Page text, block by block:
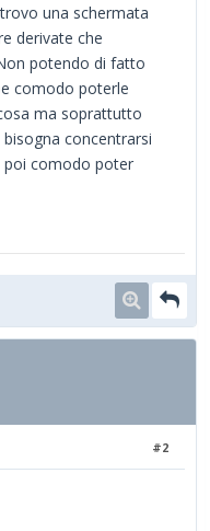
una schermata
derivate che
potendo di fatto
comodo poterle
ma soprattutto
concentrarsi
poi comodo poter
#2